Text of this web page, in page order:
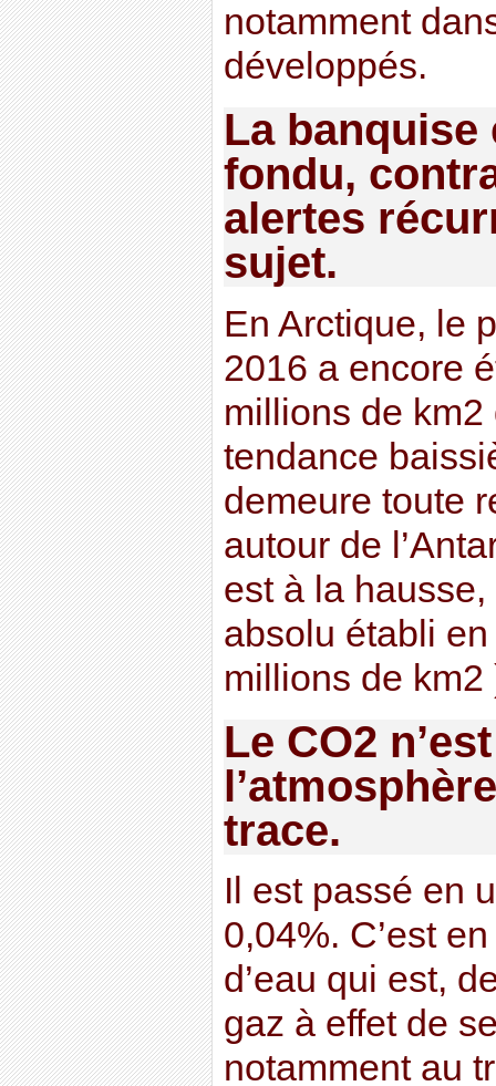
notamment
développés.
La banquise
fondu,
alertes
sujet.
En Arctique, le
2016 a encore
millions de
tendance
demeure toute
autour de
est à la
absolu établi
millions de km2
Le CO2
trace.
Il est passé en
0,04%. C’est
d’eau qui est,
gaz à effet de
notamment au